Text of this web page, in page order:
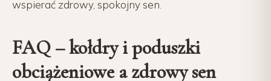
wspierać zdrowy, spokojny sen.
FAQ – kołdry i poduszki
obciążeniowe a zdrowy sen